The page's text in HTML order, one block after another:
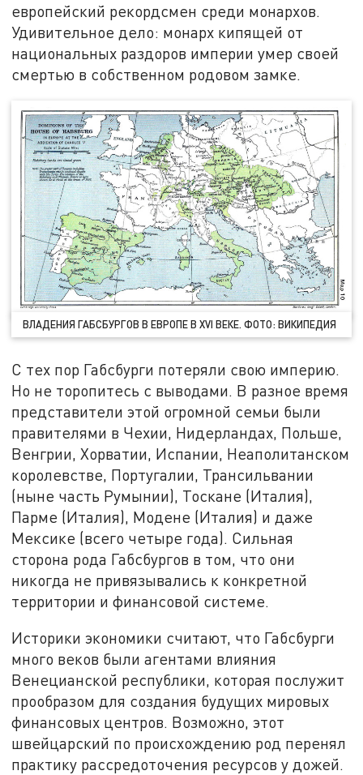
европейский рекордсмен среди монархов.
Удивительное дело: монарх кипящей от
национальных раздоров империи умер своей
смертью в собственном родовом замке.
ВЛАДЕНИЯ ГАБСБУРГОВ В ЕВРОПЕ В XVI ВЕКЕ. ФОТО: ВИКИПЕДИЯ
С тех пор Габсбурги потеряли свою империю.
Но не торопитесь с выводами. В разное время
представители этой огромной семьи были
правителями в Чехии, Нидерландах, Польше,
Венгрии, Хорватии, Испании, Неаполитанском
королевстве, Португалии, Трансильвании
(ныне часть Румынии), Тоскане (Италия),
Парме (Италия), Модене (Италия) и даже
Мексике (всего четыре года). Сильная
сторона рода Габсбургов в том, что они
никогда не привязывались к конкретной
территории и финансовой системе.
Историки экономики считают, что Габсбурги
много веков были агентами влияния
Венецианской республики, которая послужит
прообразом для создания будущих мировых
финансовых центров. Возможно, этот
швейцарский по происхождению род перенял
практику рассредоточения ресурсов у дожей.